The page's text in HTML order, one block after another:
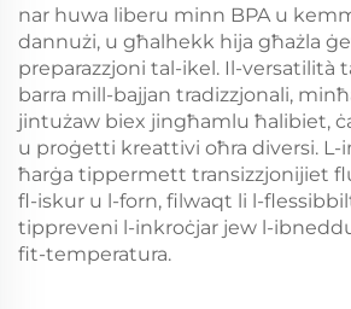
nar huwa liberu minn BPA u
dannużi, u għalhekk hija għażla
preparazzjoni tal-ikel. Il-
barra mill-bajjan tradizzjonali,
jintużaw biex jingħamlu ħalibiet,
u proġetti kreattivi oħra diversi. L-
ħarġa tippermett transizzjonijiet
fl-iskur u l-forn, filwaqt li l-
tippreveni l-inkroċjar jew l-
fit-temperatura.